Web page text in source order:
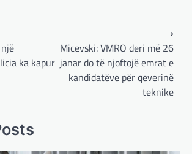
ka kapur
Micevski: VMRO deri më 26
janar do të njoftojë emrat e
kandidatëve për qeverinë
teknike
⟶
MË TË FUNDIT, OPINIONE
400 miliardë euro për mbrojtje